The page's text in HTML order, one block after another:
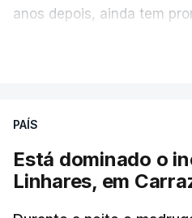
anos depois, ainda tem
ESTE CONTEÚDO
PAÍS
Está dominado o
Linhares, em